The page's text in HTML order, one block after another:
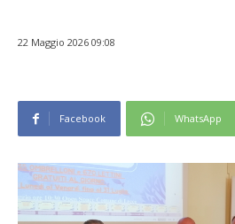
22 Maggio 2026 09:08
Facebook WhatsApp